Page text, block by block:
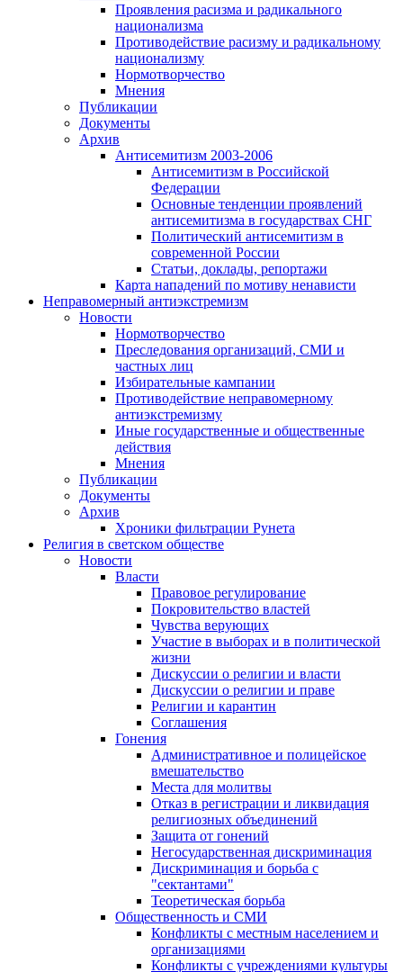
Проявления расизма и радикального
национализма
Противодействие расизму и радикальному
национализму
Нормотворчество
Мнения
Публикации
Документы
Архив
Антисемитизм 2003-2006
Антисемитизм в Российской
Федерации
Основные тенденции проявлений
антисемитизма в государствах СНГ
Политический антисемитизм в
современной России
Статьи, доклады, репортажи
Карта нападений по мотиву ненависти
Неправомерный антиэкстремизм
Новости
Нормотворчество
Преследования организаций, СМИ и
частных лиц
Избирательные кампании
Противодействие неправомерному
антиэкстремизму
Иные государственные и общественные
действия
Мнения
Публикации
Документы
Архив
Хроники фильтрации Рунета
Религия в светском обществе
Новости
Власти
Правовое регулирование
Покровительство властей
Чувства верующих
Участие в выборах и в политической
жизни
Дискуссии о религии и власти
Дискуссии о религии и праве
Религии и карантин
Соглашения
Гонения
Административное и полицейское
вмешательство
Места для молитвы
Отказ в регистрации и ликвидация
религиозных объединений
Защита от гонений
Негосударственная дискриминация
Дискриминация и борьба с
"сектантами"
Теоретическая борьба
Общественность и СМИ
Конфликты с местным населением и
организациями
Конфликты с учреждениями культуры